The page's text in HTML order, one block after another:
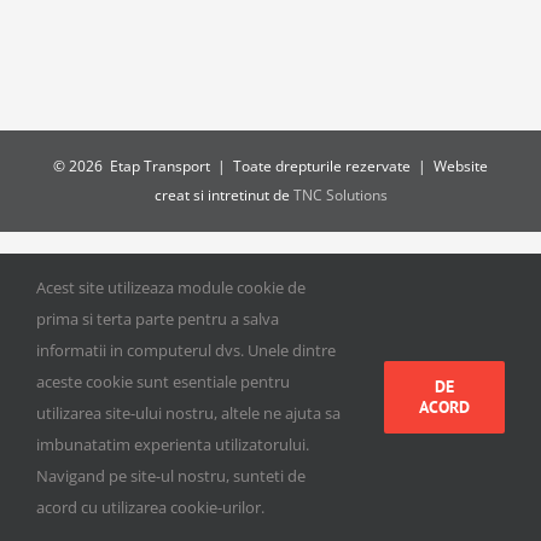
©2026 Etap Transport | Toate drepturile rezervate | Website
creat si intretinut de TNC Solutions
Acest site utilizeaza module cookie de
prima si terta parte pentru a salva
informatii in computerul dvs. Unele dintre
aceste cookie sunt esentiale pentru
utilizarea site-ului nostru, altele ne ajuta sa
imbunatatim experienta utilizatorului.
Navigand pe site-ul nostru, sunteti de
acord cu utilizarea cookie-urilor.
DE
ACORD